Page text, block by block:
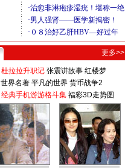
更多>>
杜拉拉升职记 张震讲故事 红楼梦
世界名著 平凡的世界 货币战争2
经典手机游游格斗集 福彩3D走势图